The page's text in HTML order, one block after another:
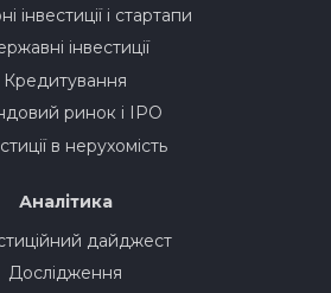
інвестиції і стартапи
інвестиції
Кредитування
ринок і IPO
в нерухомість
Аналітика
дайджест
Дослідження